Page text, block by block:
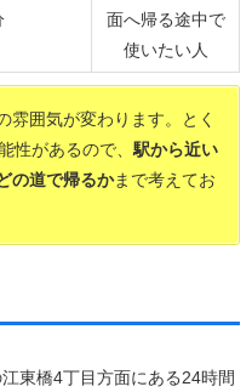
面へ帰る途中で
使いたい人
雰囲気が変わります。とく
性があるので、 駅から近い
の道で帰るかまで考えてお
東橋4丁目方面にある24時間